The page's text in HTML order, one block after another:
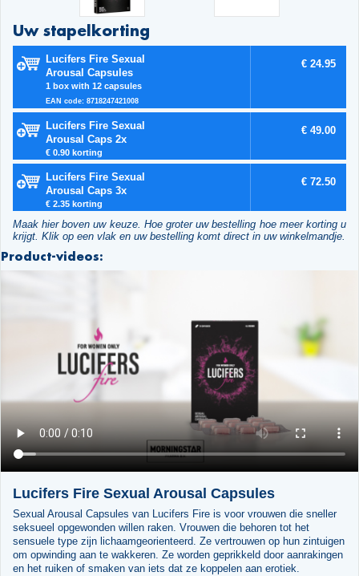
Uw stapelkorting
Lucifers Fire Sexual
Arousal Capsules
1 box with 12 capsules
EAN code: 8718247421008
€ 24.95
Lucifers Fire Sexual
Arousal Caps 2x
€ 0.90 korting
€ 49.00
Lucifers Fire Sexual
Arousal Caps 3x
€ 2.35 korting
€ 72.50
Maak hier boven uw keuze. Hoe groter uw bestelling hoe meer korting u
krijgt. Klik op een vlak en uw bestelling komt direct in uw winkelmandje.
Product-videos:
Lucifers Fire Sexual Arousal Capsules
Sexual Arousal Capsules van Lucifers Fire is voor vrouwen die sneller
seksueel opgewonden willen raken. Vrouwen die behoren tot het
sensuele type zijn lichaamgeorienteerd. Ze vertrouwen op hun zintuigen
om opwinding aan te wakkeren. Ze worden geprikkeld door aanrakingen
en het ruiken of smaken van iets dat ze koppelen aan erotiek.